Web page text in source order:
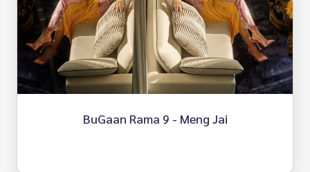
BuGaan Rama 9 - Meng Jai